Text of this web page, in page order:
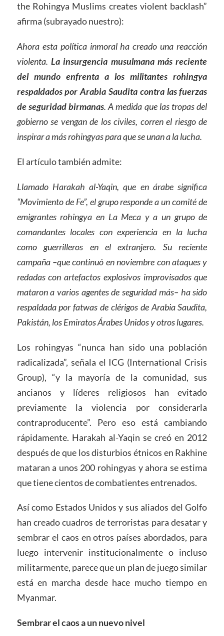
the Rohingya Muslims creates violent backlash”
afirma (subrayado nuestro):
Ahora esta política inmoral ha creado una reacción
violenta. La insurgencia musulmana más reciente
del mundo enfrenta a los militantes rohingya
respaldados por Arabia Saudita contra las fuerzas
de seguridad birmanas. A medida que las tropas del
gobierno se vengan de los civiles, corren el riesgo de
inspirar a más rohingyas para que se unan a la lucha.
El artículo también admite:
Llamado Harakah al-Yaqin, que en árabe significa
“Movimiento de Fe”, el grupo responde a un comité de
emigrantes rohingya en La Meca y a un grupo de
comandantes locales con experiencia en la lucha
como guerrilleros en el extranjero. Su reciente
campaña –que continuó en noviembre con ataques y
redadas con artefactos explosivos improvisados que
mataron a varios agentes de seguridad más– ha sido
respaldada por fatwas de clérigos de Arabia Saudita,
Pakistán, los Emiratos Árabes Unidos y otros lugares.
Los rohingyas “nunca han sido una población
radicalizada”, señala el ICG (International Crisis
Group), “y la mayoría de la comunidad, sus
ancianos y líderes religiosos han evitado
previamente la violencia por considerarla
contraproducente”. Pero eso está cambiando
rápidamente. Harakah al-Yaqin se creó en 2012
después de que los disturbios étnicos en Rakhine
mataran a unos 200 rohingyas y ahora se estima
que tiene cientos de combatientes entrenados.
Así como Estados Unidos y sus aliados del Golfo
han creado cuadros de terroristas para desatar y
sembrar el caos en otros países abordados, para
luego intervenir institucionalmente o incluso
militarmente, parece que un plan de juego similar
está en marcha desde hace mucho tiempo en
Myanmar.
Sembrar el caos a un nuevo nivel